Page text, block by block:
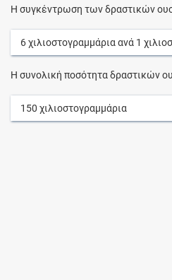
Η συγκέντρωση των δραστικών
6χιλιοστογραμμάριαανά 1
Η συνολική ποσότητα δραστικών
150 χιλιοστογραμμάρια